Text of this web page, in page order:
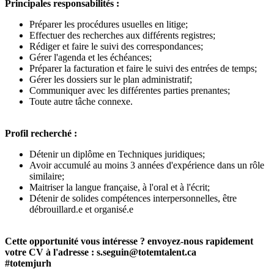
Principales responsabilités :
Préparer les procédures usuelles en litige;
Effectuer des recherches aux différents registres;
Rédiger et faire le suivi des correspondances;
Gérer l'agenda et les échéances;
Préparer la facturation et faire le suivi des entrées de temps;
Gérer les dossiers sur le plan administratif;
Communiquer avec les différentes parties prenantes;
Toute autre tâche connexe.
Profil recherché :
Détenir un diplôme en Techniques juridiques;
Avoir accumulé au moins 3 années d'expérience dans un rôle
similaire;
Maitriser la langue française, à l'oral et à l'écrit;
Détenir de solides compétences interpersonnelles, être
débrouillard.e et organisé.e
Cette opportunité vous intéresse ? envoyez-nous rapidement
votre CV à l'adresse : s.seguin@totemtalent.ca
#totemjurh